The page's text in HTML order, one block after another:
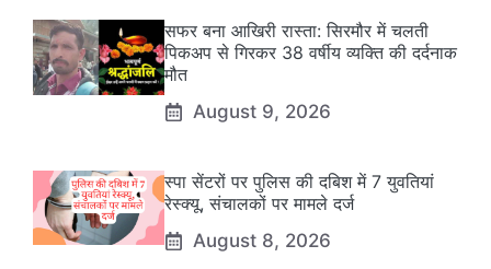
सफर बना आखिरी रास्ता: सिरमौर में चलती
पिकअप से गिरकर 38 वर्षीय व्यक्ति की दर्दनाक
मौत
August 9, 2026
स्पा सेंटरों पर पुलिस की दबिश में 7 युवतियां
रेस्क्यू, संचालकों पर मामले दर्ज
August 8, 2026